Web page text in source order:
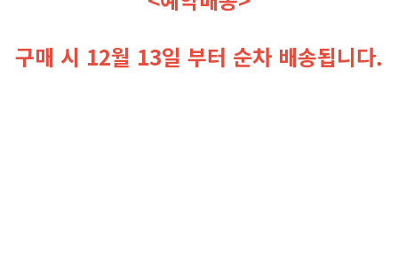
구매 시 12월 13일 부터 순차 배송됩니다.